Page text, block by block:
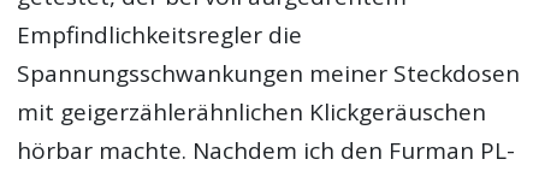
Empfindlichkeitsregler die
Spannungsschwankungen meiner Steckdosen
mit geigerzählerähnlichen Klickgeräuschen
hörbar machte. Nachdem ich den Furman PL-